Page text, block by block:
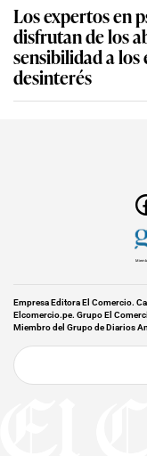
Los expertos en
disfrutan de los
sensibilidad a
desinterés
Empresa Editora El Comercio.
Elcomercio.pe. Grupo El
Miembro del Grupo de Diarios